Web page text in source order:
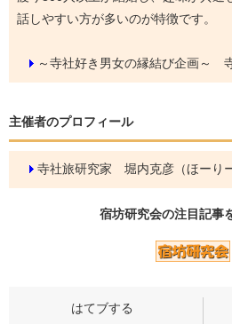
話しやすい方が多いのが特徴です。
～寺社好き男女の縁結び企画～
主催者のプロフィール
寺社旅研究家 堀内克彦（ほーり
宿坊研究会の注目記事